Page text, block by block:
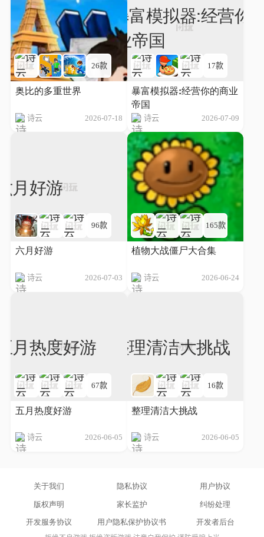
26款
奥比的多重世界
诗云 2026-07-18
17款
暴富模拟器:经营你的商业
帝国
诗云 2026-07-09
96款
六月好游
诗云 2026-07-03
165款
植物大战僵尸大合集
诗云 2026-06-24
67款
五月热度好游
诗云 2026-06-05
16款
整理清洁大挑战
诗云 2026-06-05
关于我们 隐私协议
用户协议
版权声明
家长监护
纠纷处理
开发服务协议
用户隐私保护协议书 开发者后台